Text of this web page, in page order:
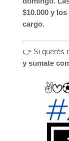
$10.000 y
cargo.
👉 Si querés
y sumate